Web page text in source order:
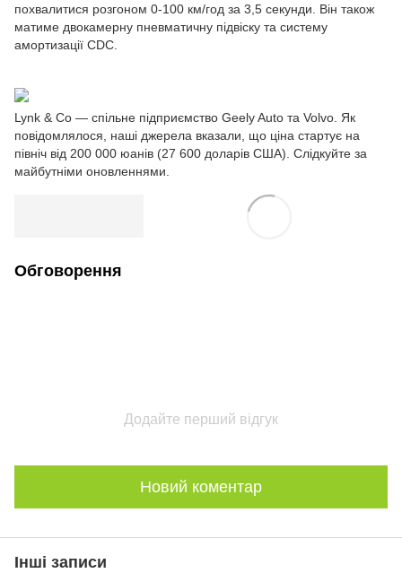
похвалитися розгоном 0-100 км/год за 3,5 секунди. Він також
матиме двокамерну пневматичну підвіску та систему
амортизації CDC.
Lynk & Co — спільне підприємство Geely Auto та Volvo. Як
повідомлялося, наші джерела вказали, що ціна стартує на
північ від 200 000 юанів (27 600 доларів США). Слідкуйте за
майбутніми оновленнями.
Обговорення
Додайте перший відгук
Новий коментар
Інші записи